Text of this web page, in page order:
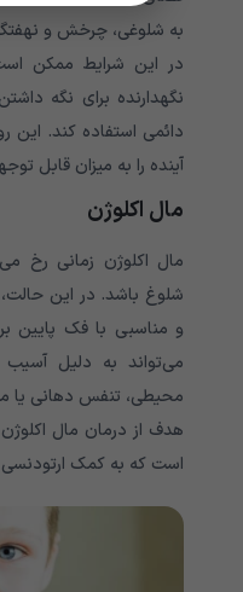
به شلوغی، چرخش و
در این شرایط ممکن
نگهدارنده برای نگه
دائمی‌‌‌‌‌‌‌‌‌‌‌‌‌‌‌‌‌‌‌‌‌‌‌‌‌‌‌‌‌‌‌‌‌‌‌‌‌‌‌‌‌‌‌‌‌‌‌‌‌‌‌‌ استفاده کند. این
آینده را به میزان قابل
مال اکلوژن
مال اکلوژن زمانی رخ
شلوغ باشد. در این
و مناسبی با فک پایین
می‌‌‌‌‌‌‌‌‌‌‌‌‌‌‌‌‌‌‌‌‌‌‌‌‌‌‌‌‌‌‌‌‌‌‌‌‌‌‌‌‌‌‌‌‌‌‌‌‌‌‌‌تواند به دلیل آسیب
محیطی، تنفس دهانی
هدف از درمان مال اکلوژن
است که به کمک